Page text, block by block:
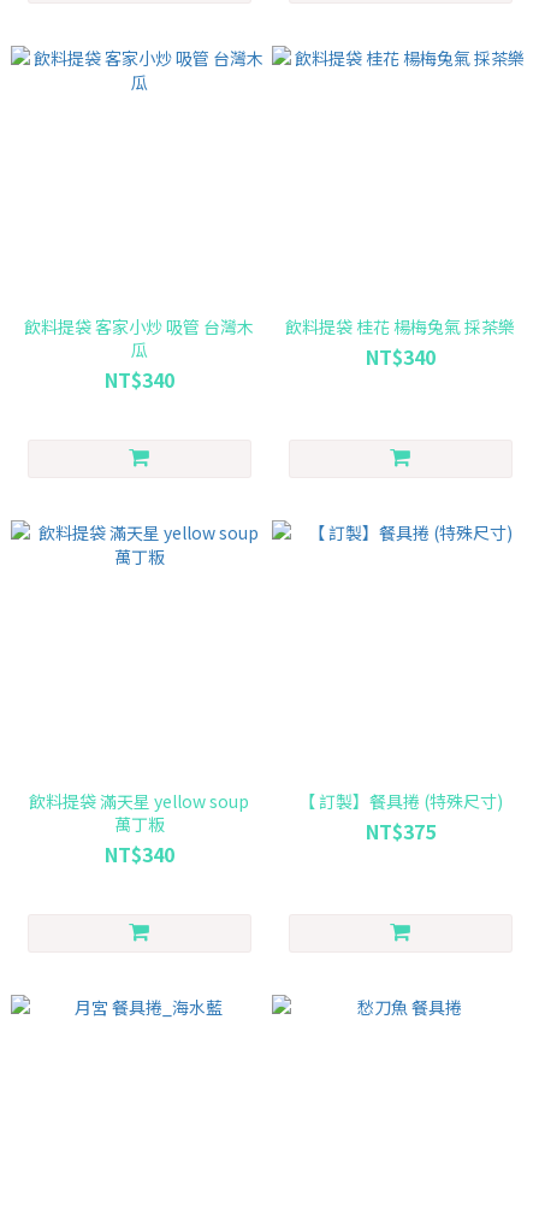
飲料提袋 客家小炒 吸管 台灣木
瓜
NT$340
飲料提袋 桂花 楊梅兔氣 採茶樂
NT$340
飲料提袋 滿天星 yellow soup
萬丁粄
NT$340
【 訂製】餐具捲 (特殊尺寸)
NT$375